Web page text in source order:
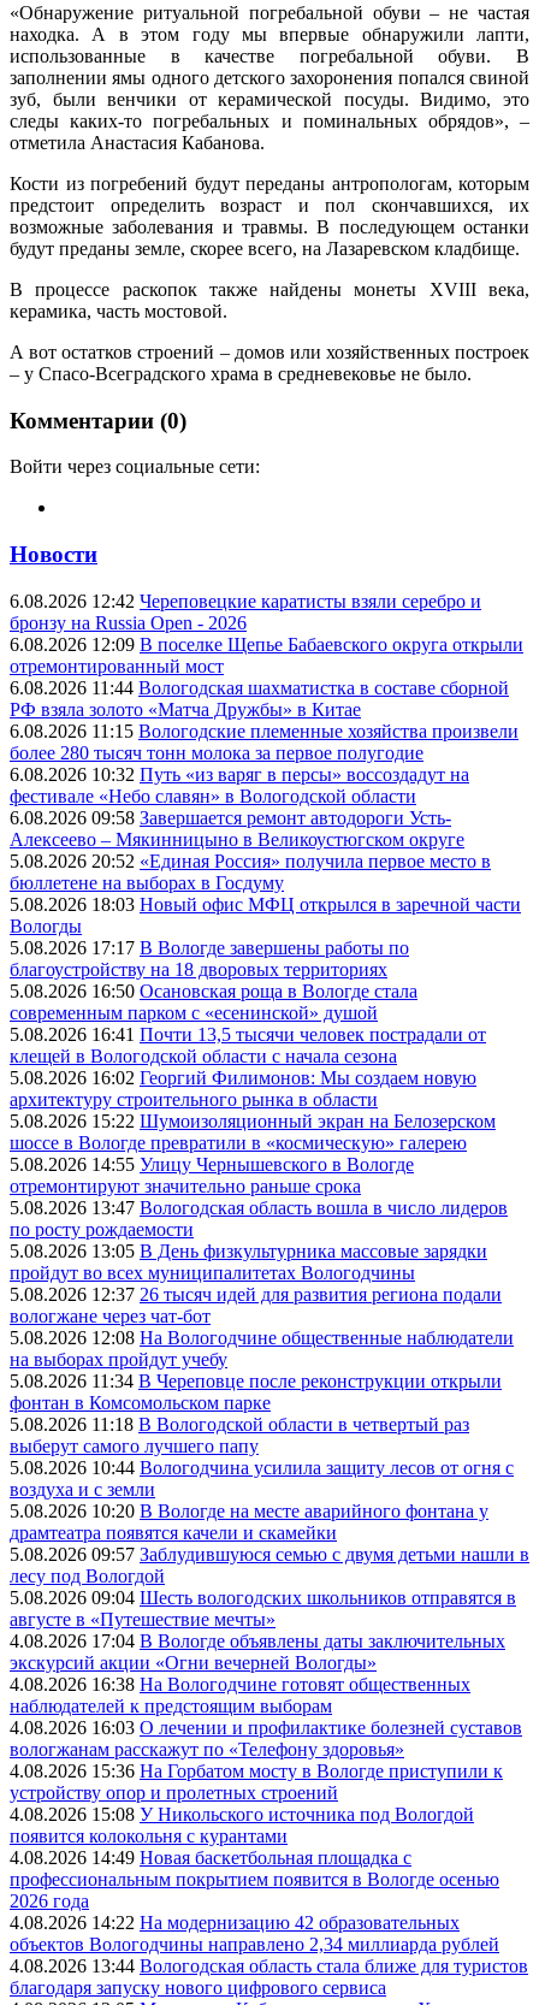
«Обнаружение ритуальной погребальной обуви – не частая
находка. А в этом году мы впервые обнаружили лапти,
использованные в качестве погребальной обуви. В
заполнении ямы одного детского захоронения попался свиной
зуб, были венчики от керамической посуды. Видимо, это
следы каких-то погребальных и поминальных обрядов», –
отметила Анастасия Кабанова.
Кости из погребений будут переданы антропологам, которым
предстоит определить возраст и пол скончавшихся, их
возможные заболевания и травмы. В последующем останки
будут преданы земле, скорее всего, на Лазаревском кладбище.
В процессе раскопок также найдены монеты XVIII века,
керамика, часть мостовой.
А вот остатков строений – домов или хозяйственных построек
– у Спасо-Всеградского храма в средневековье не было.
Комментарии (0)
Войти через социальные сети:
Новости
6.08.2026 12:42 Череповецкие каратисты взяли серебро и
бронзу на Russia Open - 2026
6.08.2026 12:09 В поселке Щепье Бабаевского округа открыли
отремонтированный мост
6.08.2026 11:44 Вологодская шахматистка в составе сборной
РФ взяла золото «Матча Дружбы» в Китае
6.08.2026 11:15 Вологодские племенные хозяйства произвели
более 280 тысяч тонн молока за первое полугодие
6.08.2026 10:32 Путь «из варяг в персы» воссоздадут на
фестивале «Небо славян» в Вологодской области
6.08.2026 09:58 Завершается ремонт автодороги Усть-
Алексеево – Мякинницыно в Великоустюгском округе
5.08.2026 20:52 «Единая Россия» получила первое место в
бюллетене на выборах в Госдуму
5.08.2026 18:03 Новый офис МФЦ открылся в заречной части
Вологды
5.08.2026 17:17 В Вологде завершены работы по
благоустройству на 18 дворовых территориях
5.08.2026 16:50 Осановская роща в Вологде стала
современным парком с «есенинской» душой
5.08.2026 16:41 Почти 13,5 тысячи человек пострадали от
клещей в Вологодской области с начала сезона
5.08.2026 16:02 Георгий Филимонов: Мы создаем новую
архитектуру строительного рынка в области
5.08.2026 15:22 Шумоизоляционный экран на Белозерском
шоссе в Вологде превратили в «космическую» галерею
5.08.2026 14:55 Улицу Чернышевского в Вологде
отремонтируют значительно раньше срока
5.08.2026 13:47 Вологодская область вошла в число лидеров
по росту рождаемости
5.08.2026 13:05 В День физкультурника массовые зарядки
пройдут во всех муниципалитетах Вологодчины
5.08.2026 12:37 26 тысяч идей для развития региона подали
вологжане через чат-бот
5.08.2026 12:08 На Вологодчине общественные наблюдатели
на выборах пройдут учебу
5.08.2026 11:34 В Череповце после реконструкции открыли
фонтан в Комсомольском парке
5.08.2026 11:18 В Вологодской области в четвертый раз
выберут самого лучшего папу
5.08.2026 10:44 Вологодчина усилила защиту лесов от огня с
воздуха и с земли
5.08.2026 10:20 В Вологде на месте аварийного фонтана у
драмтеатра появятся качели и скамейки
5.08.2026 09:57 Заблудившуюся семью с двумя детьми нашли в
лесу под Вологдой
5.08.2026 09:04 Шесть вологодских школьников отправятся в
августе в «Путешествие мечты»
4.08.2026 17:04 В Вологде объявлены даты заключительных
экскурсий акции «Огни вечерней Вологды»
4.08.2026 16:38 На Вологодчине готовят общественных
наблюдателей к предстоящим выборам
4.08.2026 16:03 О лечении и профилактике болезней суставов
вологжанам расскажут по «Телефону здоровья»
4.08.2026 15:36 На Горбатом мосту в Вологде приступили к
устройству опор и пролетных строений
4.08.2026 15:08 У Никольского источника под Вологдой
появится колокольня с курантами
4.08.2026 14:49 Новая баскетбольная площадка с
профессиональным покрытием появится в Вологде осенью
2026 года
4.08.2026 14:22 На модернизацию 42 образовательных
объектов Вологодчины направлено 2,34 миллиарда рублей
4.08.2026 13:44 Вологодская область стала ближе для туристов
благодаря запуску нового цифрового сервиса